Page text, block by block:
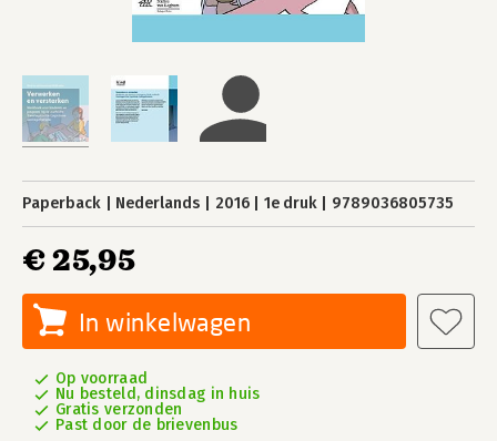
Paperback Nederlands 2016 1e druk 9789036805735
€ 25,95
In winkelwagen
Op voorraad
Nu besteld, dinsdag in huis
Gratis verzonden
Past door de brievenbus